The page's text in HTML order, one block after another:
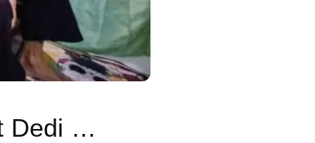
Kisah Pasien Asma yang Kembali Disorot Dedi Mulyadi, Kini Harus Rogoh Rp180 Ribu Beli Inhaler